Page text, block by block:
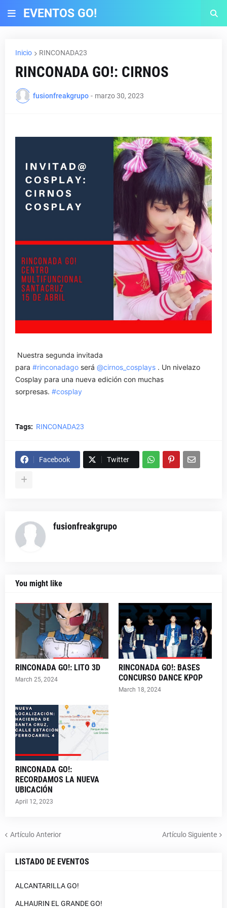
EVENTOS GO!
Inicio RINCONADA23
RINCONADA GO!: CIRNOS
fusionfreakgrupo - marzo 30, 2023
Nuestra segunda invitada
para #rinconadago será @cirnos_cosplays . Un nivelazo
Cosplay para una nueva edición con muchas
sorpresas. #cosplay
Tags: RINCONADA23
Facebook Twitter
fusionfreakgrupo
You might like
RINCONADA GO!: LITO 3D
March 25, 2024
RINCONADA GO!: BASES
CONCURSO DANCE KPOP
March 18, 2024
RINCONADA GO!:
RECORDAMOS LA NUEVA
UBICACIÓN
April 12, 2023
Artículo Anterior Artículo Siguiente
LISTADO DE EVENTOS
ALCANTARILLA GO!
ALHAURIN EL GRANDE GO!